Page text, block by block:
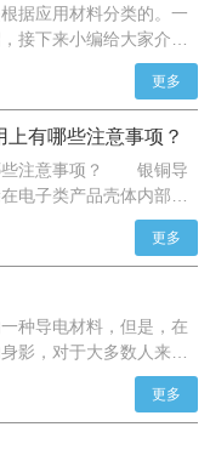
据应用材料分类的。一
接下来小编给大家介绍
更多
有哪些注意事项？
些注意事项？ 银铜导
电子类产品壳体内部，
层薄膜能起到很好的屏
更多
种导电材料，但是，在
影，对于大多数人来
给大家做出详细的介
更多